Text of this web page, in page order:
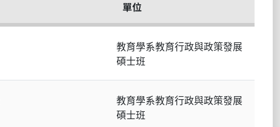
單位
教育學系教育行政與政策發展
碩士班
教育學系教育行政與政策發展
碩士班